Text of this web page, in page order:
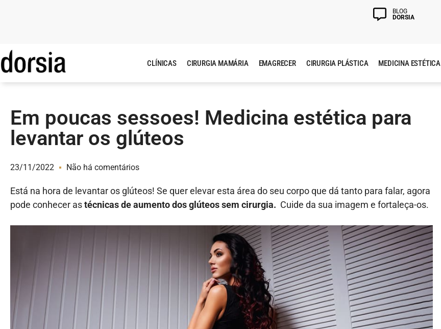
BLOG
DORSIA
CLÍNICAS CIRURGIA MAMÁRIA EMAGRECER CIRURGIA PLÁSTICA MEDICINA ESTÉTICA
Em poucas sessoes! Medicina estética para
levantar os glúteos
23/11/2022 Não há comentários
Está na hora de levantar os glúteos! Se quer elevar esta área do seu corpo que dá tanto para falar, agora
pode conhecer astécnicas de aumento dos glúteos sem cirurgia. Cuide da sua imagem e fortaleça-os.